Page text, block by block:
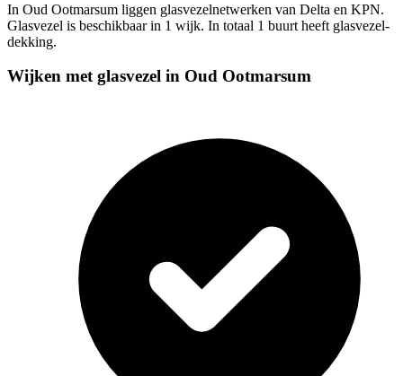
In Oud Ootmarsum liggen glasvezelnetwerken van Delta en KPN.
Glasvezel is beschikbaar in 1 wijk. In totaal 1 buurt heeft glasvezel-
dekking.
Wijken met glasvezel in Oud Ootmarsum